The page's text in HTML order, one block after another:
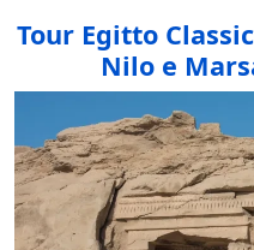
Tour Egitto
Nilo e